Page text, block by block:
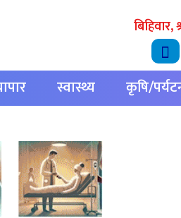
स्वास्थ्य कृषि/